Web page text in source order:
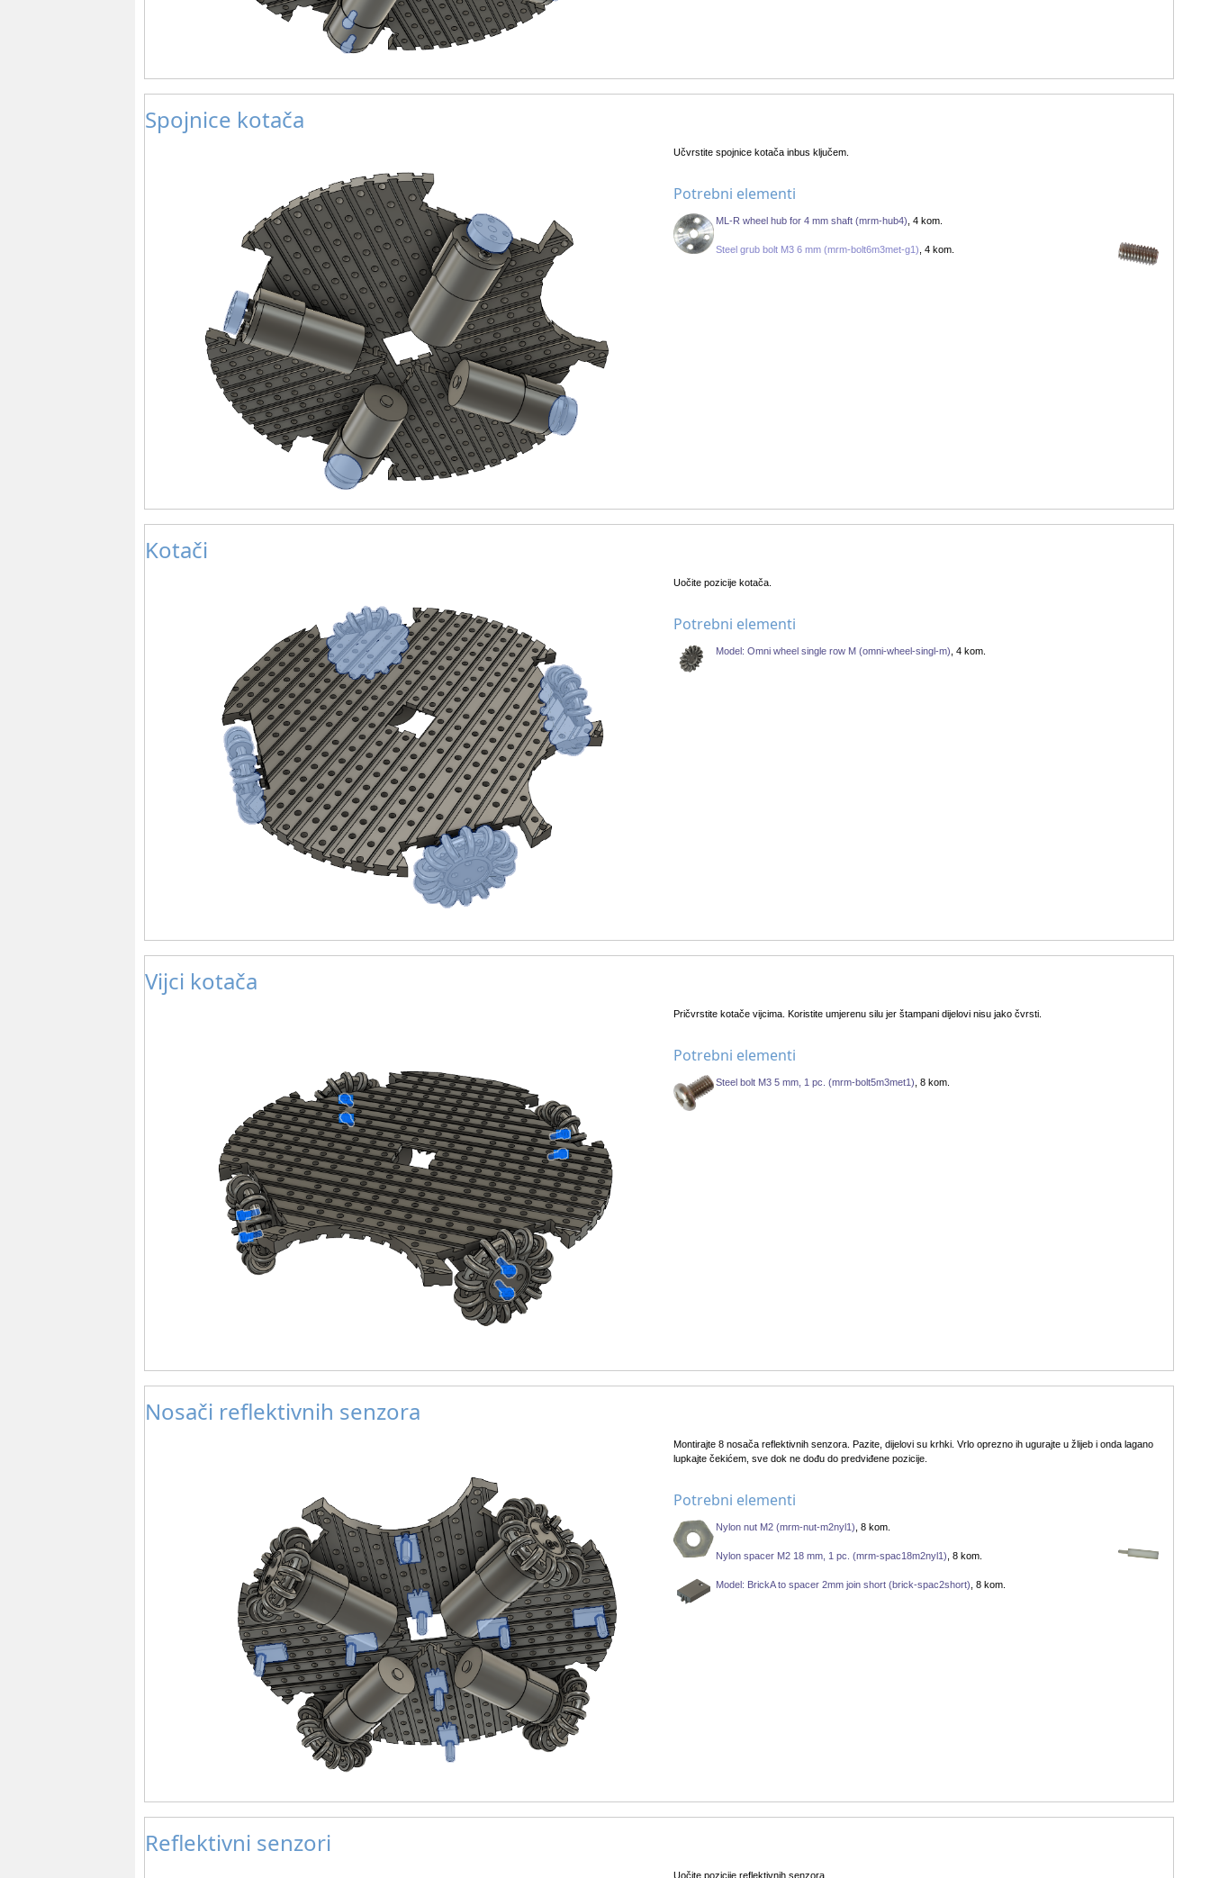
Spojnice kotača
Učvrstite spojnice kotača inbus ključem.
Potrebni elementi
ML-R wheel hub for 4 mm shaft (mrm-hub4) , 4 kom.
Steel grub bolt M3 6 mm (mrm-bolt6m3met-g1) , 4 kom.
Kotači
Uočite pozicije kotača.
Potrebni elementi
Model: Omni wheel single row M (omni-wheel-singl-m) , 4 kom.
Vijci kotača
Pričvrstite kotače vijcima. Koristite umjerenu silu jer štampani dijelovi nisu jako čvrsti.
Potrebni elementi
Steel bolt M3 5 mm, 1 pc. (mrm-bolt5m3met1) , 8 kom.
Nosači reflektivnih senzora
Montirajte 8 nosača reflektivnih senzora. Pazite, dijelovi su krhki. Vrlo oprezno ih ugurajte u žlijeb i onda lagano
lupkajte čekićem, sve dok ne dođu do predviđene pozicije.
Potrebni elementi
Nylon nut M2 (mrm-nut-m2nyl1) , 8 kom.
Nylon spacer M2 18 mm, 1 pc. (mrm-spac18m2nyl1) , 8 kom.
Model: BrickA to spacer 2mm join short (brick-spac2short) , 8 kom.
Reflektivni senzori
Uočite pozicije reflektivnih senzora.